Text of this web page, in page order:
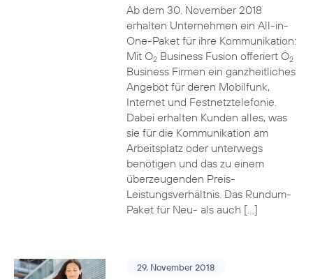
Ab dem 30. November 2018
erhalten Unternehmen ein All-in-
One-Paket für ihre Kommunikation:
Mit O2Business Fusion offeriert O2
Business Firmen ein ganzheitliches
Angebot für deren Mobilfunk,
Internet und Festnetztelefonie.
Dabei erhalten Kunden alles, was
sie für die Kommunikation am
Arbeitsplatz oder unterwegs
benötigen und das zu einem
überzeugenden Preis-
Leistungsverhältnis. Das Rundum-
Paket für Neu- als auch […]
29. November 2018